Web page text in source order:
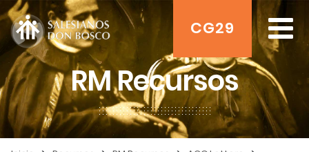
CG29
RM Recursos